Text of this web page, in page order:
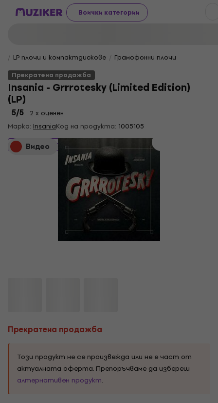
Всички категории
LP плочи и компактдискове
Грамофонни плочи
Прекратена продажба
Insania - Grrrotesky (Limited Edition)
(LP)
5/5
2 x оценен
Марка: InsaniaКод на продукта: 1005105
Видео
Прекратена продажба
Прекратена продажба
Този продукт не се произвежда или не е част от
актуалната оферта. Препоръчваме да избереш
алтернативен продукт.